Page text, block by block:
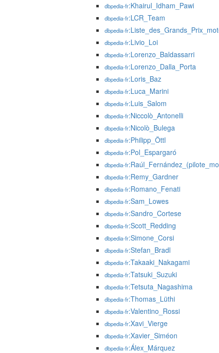
dbpedia-fr:Khairul_Idham_Pawi
dbpedia-fr:LCR_Team
dbpedia-fr
dbpedia-fr:Livio_Loi
dbpedia-fr:Lorenzo_Baldassarri
dbpedia-fr:Lorenzo_Dalla_Porta
dbpedia-fr:Loris_Baz
dbpedia-fr:Luca_Marini
dbpedia-fr:Luis_Salom
dbpedia-fr:Niccolò_Antonelli
dbpedia-fr:Nicolò_Bulega
dbpedia-fr:Philipp_Öttl
dbpedia-fr:Pol_Espargaró
dbpedia-fr
dbpedia-fr:Remy_Gardner
dbpedia-fr:Romano_Fenati
dbpedia-fr:Sam_Lowes
dbpedia-fr:Sandro_Cortese
dbpedia-fr:Scott_Redding
dbpedia-fr:Simone_Corsi
dbpedia-fr:Stefan_Bradl
dbpedia-fr:Takaaki_Nakagami
dbpedia-fr:Tatsuki_Suzuki
dbpedia-fr:Tetsuta_Nagashima
dbpedia-fr:Thomas_Lüthi
dbpedia-fr:Valentino_Rossi
dbpedia-fr:Xavi_Vierge
dbpedia-fr:Xavier_Siméon
dbpedia-fr:Álex_Márquez